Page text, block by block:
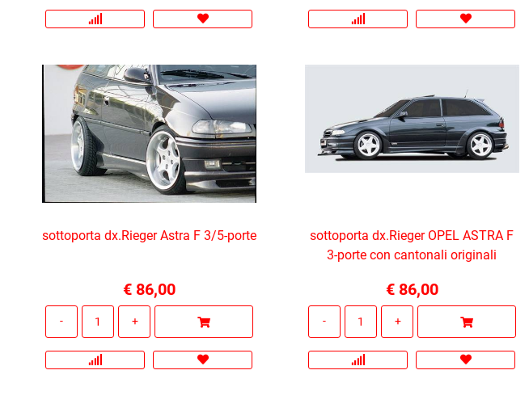
sottoporta dx.Rieger Astra F 3/5-porte
€ 86,00
sottoporta dx.Rieger OPEL ASTRA F
3-porte con cantonali originali
€ 86,00